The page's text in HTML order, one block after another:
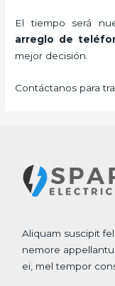
El tiempo será
arreglo de
mejor decisión.
Contáctanos para
Aliquam suscipit
nemore
ei, mel tempor